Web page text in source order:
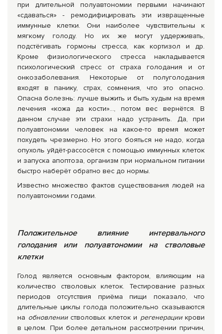
при длительной полуавтономии первыми начинают
«сдаваться» - ремодифицировать эти извращенные
иммунные клетки. Они наиболее чувствительны к
мягкому голоду. Но их же могут уддерживать,
подстёгивать гормоны стресса, как кортизол и др.
Кроме физиологического стресса накладывается
психологический стресс от страха голодания и от
онкозаболевания. Некоторые от полуголодания
входят в панику, страх, сомнения, что это опасно.
Опасна болезнь: лучше выжить и быть худым на время
лечения «кожа да кости»…, потом вес вернётся. В
данном случае эти страхи надо устранить. Да, при
полуавтономии человек на какое-то время может
похудеть чрезмерно. Но этого бояться не надо, когда
опухоль уйдёт-рассосётся с помощью иммунных клеток
и запуска апоптоза, организм при нормальном питании
быстро наберёт обратно вес до нормы.
Известно множество фактов существования людей на
полуавтономии годами.
Положительное влияние интервального
голодания или полуавтономии на стволовые
клетки
Голод является основным фактором, влияющим на
количество стволовых клеток. Тестирование разных
периодов отсутствия приёма пищи показало, что
длительные циклы голода положительно сказываются
на обновлениистволовых клеток и регенерациикрови
в целом. При более детальном рассмотрении причин,